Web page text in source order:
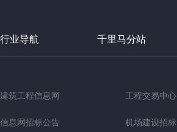
行业导航 千里马分站
建筑工程信息网 工程交易中心
信息网招标公告 机场建设招标